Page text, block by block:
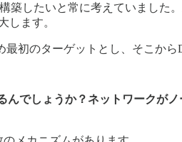
築したいと常に考えていまし
します。
初のターゲットとし、そこか
でしょうか？ネットワークが